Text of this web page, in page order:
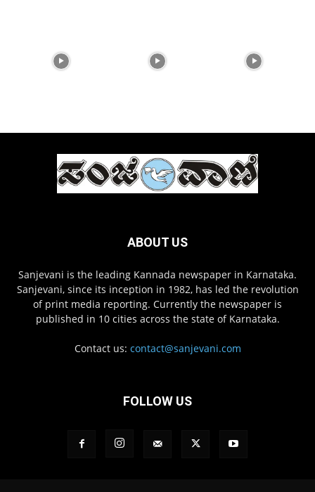
ABOUT US
Sanjevani is the leading Kannada newspaper in Karnataka.
Sanjevani, since its inception in 1982, has led the revolution
of print media reporting. Currently the newspaper is
published in 10 cities across the state of Karnataka.
Contact us: contact@sanjevani.com
FOLLOW US